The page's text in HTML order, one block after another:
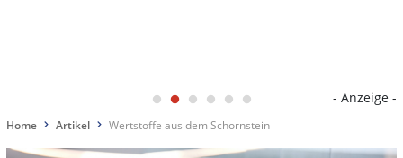
- Anzeige -
Home Artikel Wertstoffe aus dem Schornstein